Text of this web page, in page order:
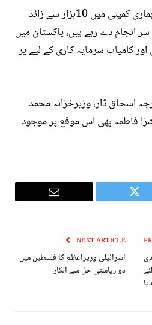
اماراتی وفد کا کہنا تھا کہ ہماری کمپنی میں 10ہزار سے زائد
انجام دے رہے ہیں، پاکستان میں
کامیاب سرمایہ کاری کے لیے پر
اسحاق ڈار، وزیرخزانہ محمد
فاطمہ بھی اس موقع پر موجود
Twitter
Email
NEXT ARTICLE
اسرائیلی وزیراعظم کا فلسطین میں
دو ریاستی حل سے انکار